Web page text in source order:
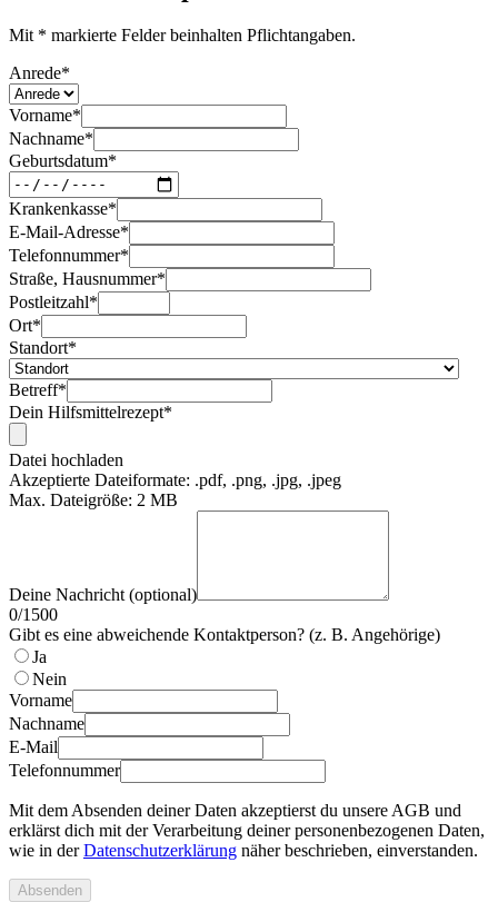
Mit * markierte Felder beinhalten Pflichtangaben.
Anrede*
Vorname*
Nachname*
Geburtsdatum*
Krankenkasse*
E-Mail-Adresse*
Telefonnummer*
Straße, Hausnummer*
Postleitzahl*
Ort*
Standort*
Betreff*
Dein Hilfsmittelrezept*
Datei hochladen
Akzeptierte Dateiformate: .pdf, .png, .jpg, .jpeg
Max. Dateigröße: 2 MB
Deine Nachricht (optional)
0/1500
Gibt es eine abweichende Kontaktperson? (z. B. Angehörige)
Ja
Nein
Vorname
Nachname
E-Mail
Telefonnummer
Mit dem Absenden deiner Daten akzeptierst du unsere AGB und
erklärst dich mit der Verarbeitung deiner personenbezogenen Daten,
wie in derDatenschutzerklärung näher beschrieben, einverstanden.
Absenden